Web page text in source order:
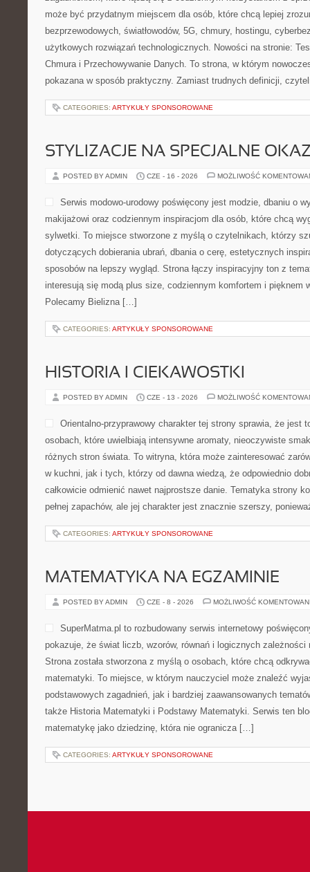
może być przydatnym miejscem dla osób, które chcą lepiej
bezprzewodowych, światłowodów, 5G, chmury, hostingu,
użytkowych rozwiązań technologicznych. Nowości na stronie:
Chmura i Przechowywanie Danych. To strona, w którym
pokazana w sposób praktyczny. Zamiast trudnych definicji,
CATEGORIES: ARTYKUŁY SPONSOROWANE
STYLIZACJE NA SPECJALNE
POSTED BY ADMIN CZE - 16 - 2026 MOŻLIWOŚĆ
Serwis modowo-urodowy poświęcony jest modzie, dbaniu o
makijażowi oraz codziennym inspiracjom dla osób, które chcą
sylwetki. To miejsce stworzone z myślą o czytelnikach, którzy
dotyczących dobierania ubrań, dbania o cerę, estetycznych
sposobów na lepszy wygląd. Strona łączy inspiracyjny ton z
interesują się modą plus size, codziennym komfortem i pięknem
Polecamy Bielizna […]
CATEGORIES: ARTYKUŁY SPONSOROWANE
HISTORIA I CIEKAWOSTKI
POSTED BY ADMIN CZE - 13 - 2026 MOŻLIWOŚĆ
Orientalno-przyprawowy charakter tej strony sprawia, że jest
osobach, które uwielbiają intensywne aromaty, nieoczywiste
różnych stron świata. To witryna, która może zainteresować
w kuchni, jak i tych, którzy od dawna wiedzą, że odpowiednio
całkowicie odmienić nawet najprostsze danie. Tematyka strony
pełnej zapachów, ale jej charakter jest znacznie szerszy,
CATEGORIES: ARTYKUŁY SPONSOROWANE
MATEMATYKA NA EGZAMINIE
POSTED BY ADMIN CZE - 8 - 2026 MOŻLIWOŚĆ
SuperMatma.pl to rozbudowany serwis internetowy
pokazuje, że świat liczb, wzorów, równań i logicznych
Strona została stworzona z myślą o osobach, które chcą
matematyki. To miejsce, w którym nauczyciel może znaleźć
podstawowych zagadnień, jak i bardziej zaawansowanych
także Historia Matematyki i Podstawy Matematyki. Serwis ten
matematykę jako dziedzinę, która nie ogranicza […]
CATEGORIES: ARTYKUŁY SPONSOROWANE